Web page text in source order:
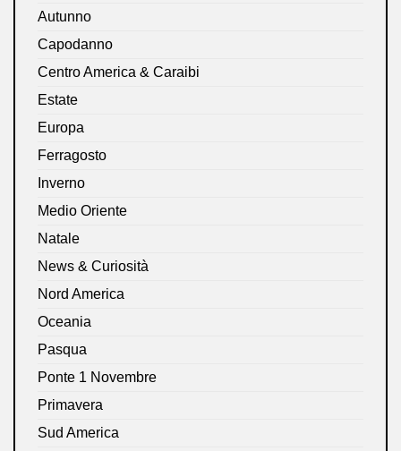
Autunno
Capodanno
Centro America & Caraibi
Estate
Europa
Ferragosto
Inverno
Medio Oriente
Natale
News & Curiosità
Nord America
Oceania
Pasqua
Ponte 1 Novembre
Primavera
Sud America